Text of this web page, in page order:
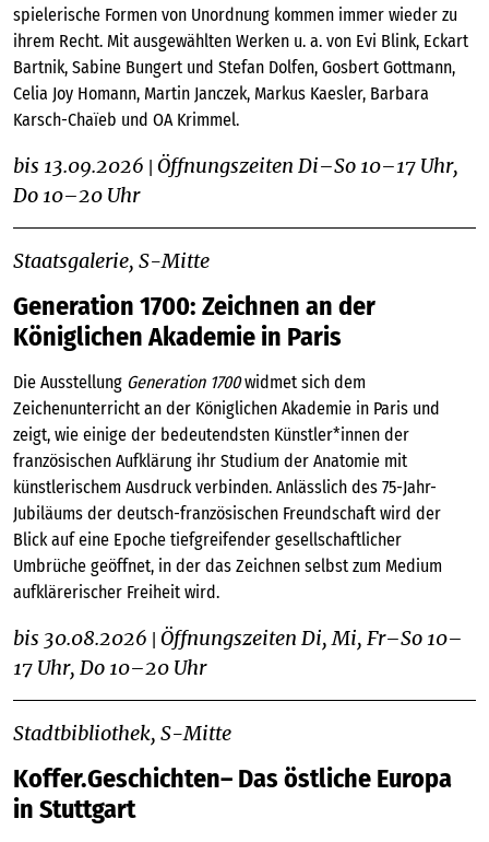
spielerische Formen von Unordnung kommen immer wieder zu
ihrem Recht. Mit ausgewählten Werken u. a. von Evi Blink, Eckart
Bartnik, Sabine Bungert und Stefan Dolfen, Gosbert Gottmann,
Celia Joy Homann, Martin Janczek, Markus Kaesler, Barbara
Karsch-Chaïeb und OA Krimmel.
bis 13.09.2026 Öffnungszeiten Di–So 10–17 Uhr,
Do 10–20 Uhr
Staatsgalerie, S-Mitte
Generation 1700: Zeichnen an der
Königlichen Akademie in Paris
Die Ausstellung Generation 1700widmet sich dem
Zeichenunterricht an der Königlichen Akademie in Paris und
zeigt, wie einige der bedeutendsten Künstler*innen der
französischen Aufklärung ihr Studium der Anatomie mit
künstlerischem Ausdruck verbinden. Anlässlich des 75-Jahr-
Jubiläums der deutsch-französischen Freundschaft wird der
Blick auf eine Epoche tiefgreifender gesellschaftlicher
Umbrüche geöffnet, in der das Zeichnen selbst zum Medium
aufklärerischer Freiheit wird.
bis 30.08.2026 Öffnungszeiten Di, Mi, Fr–So 10–
17 Uhr, Do 10–20 Uhr
Stadtbibliothek, S-Mitte
Koffer.Geschichten– Das östliche Europa
in Stuttgart